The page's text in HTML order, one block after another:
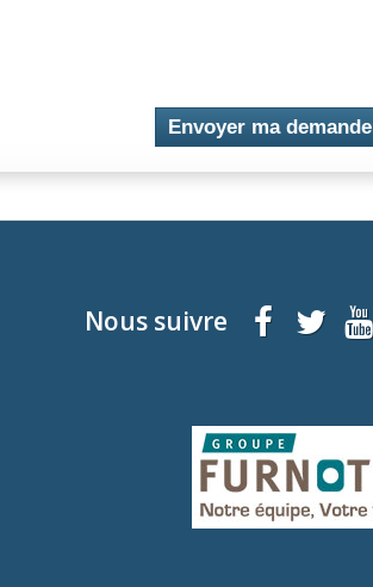
Envoyer ma demande
Nous suivre